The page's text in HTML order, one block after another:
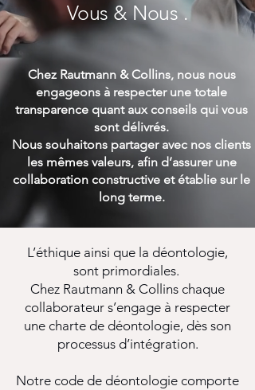
Vous & Nous .
Chez Rautmann & Collins, nous nous
engageons à respecter une totale
transparence quant aux conseils qui vous
sont délivrés.
Nous souhaitons partager avec nos clients
les mêmes valeurs, afin d’assurer une
collaboration constructive et établie sur le
long terme.
L’éthique ainsi que la déontologie,
sont primordiales.
Chez Rautmann & Collins chaque
collaborateur s’engage à respecter
une charte de déontologie, dès son
processus d’intégration.
Notre code de déontologie comporte